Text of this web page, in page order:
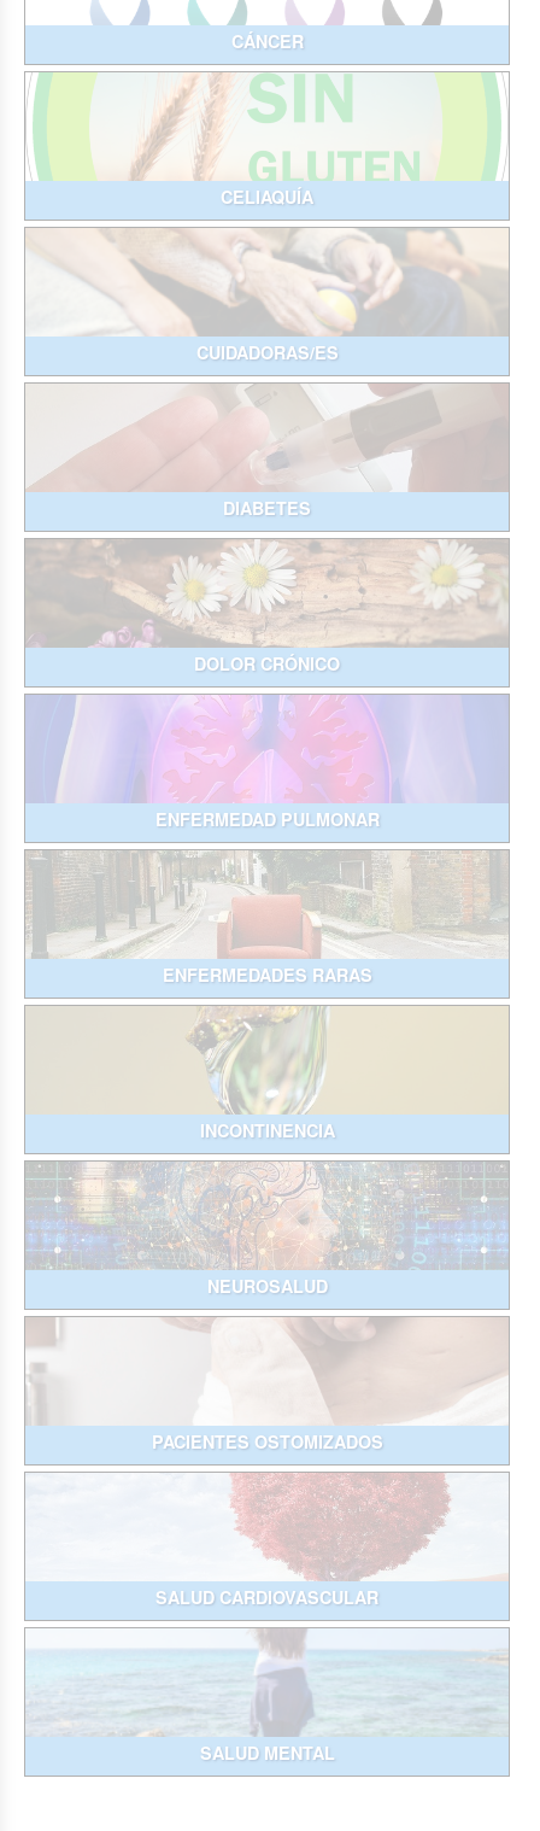
CÁNCER
CELIAQUÍA
CUIDADORAS/ES
DIABETES
DOLOR CRÓNICO
ENFERMEDAD PULMONAR
ENFERMEDADES RARAS
INCONTINENCIA
NEUROSALUD
PACIENTES OSTOMIZADOS
SALUD CARDIOVASCULAR
SALUD MENTAL